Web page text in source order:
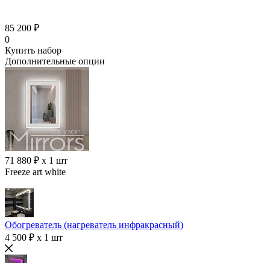
85 200 ₽
0
Купить набор
Дополнительные опции
71 880 ₽ x 1 шт
Freeze art white
Обогреватель (нагреватель инфракрасный)
4 500 ₽ x 1 шт